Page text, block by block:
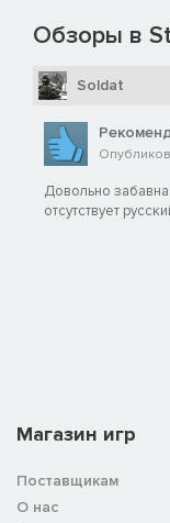
Обзоры в
Soldat
Довольно
отсутствует
Магазин игр
Поставщикам
О нас